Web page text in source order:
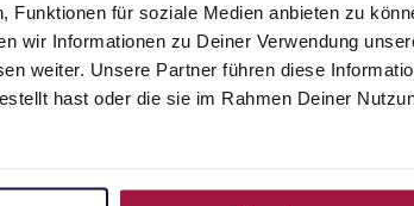
Funktionen für soziale Medien anbieten zu
wir Informationen zu Deiner Verwendung
weiter. Unsere Partner führen diese
hast oder die sie im Rahmen Deiner